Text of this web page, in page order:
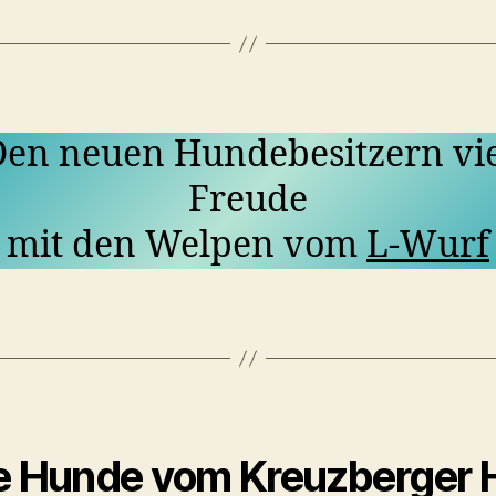
neuen Hundebesitzern
Freude
mit den Welpen vom L-Wurf
Hunde vom Kreuzberger